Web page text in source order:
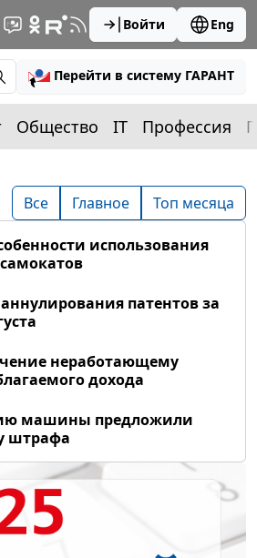
Войти Eng
Перейти в систему ГАРАНТ
Общество IT Профессия
Все Главное Топ месяца
использования
патентов за
неработающему
дохода
машины предложили
штрафа